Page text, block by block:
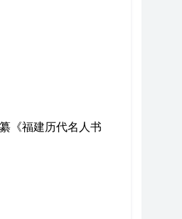
《福建历代名人书